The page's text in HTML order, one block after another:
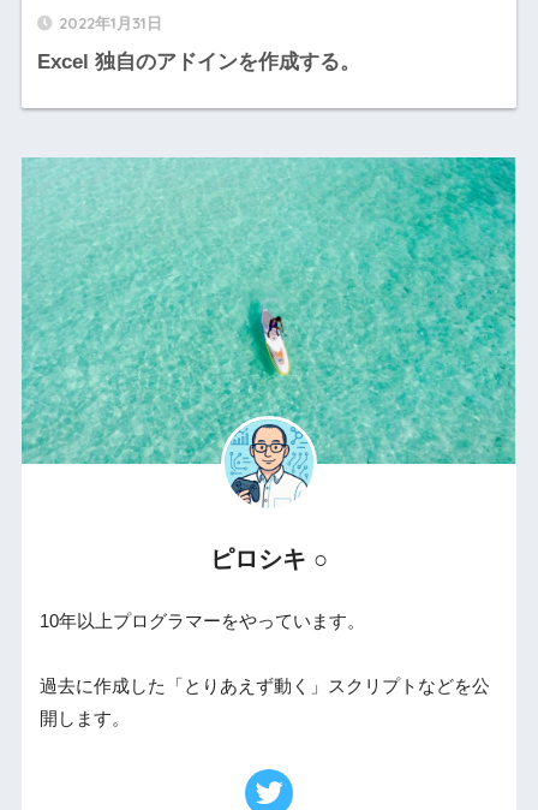
2022年1月31日
Excel 独自のアドインを作成する。
ピロシキ ○
10年以上プログラマーをやっています。
過去に作成した「とりあえず動く」スクリプトなどを公
開します。